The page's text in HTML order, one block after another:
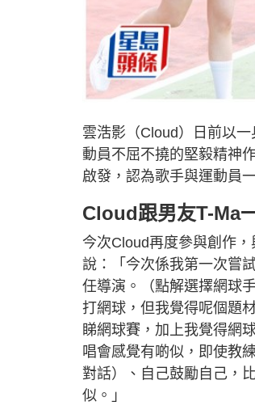
雲浩影（Cloud）日前以
動員不屈不撓的堅毅精神
啟發，認為歌手與運動員
Cloud跟男友T-Ma
今次Cloud再度參與創作
說：「今次係我第一次嘗
任導演。（點解選擇網球
打網球，但我覺得呢個題
睇網球賽，加上我覺得網
唱會感覺有啲似，即使教
對話）、自己鼓勵自己，
似。」